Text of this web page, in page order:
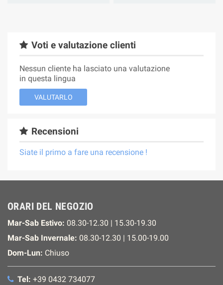
Voti e valutazione clienti
Nessun cliente ha lasciato una valutazione
in questa lingua
VALUTARLO
Recensioni
Siate il primo a fare una recensione !
ORARI DEL NEGOZIO
Mar-Sab Estivo: 08.30-12.30 | 15.30-19.30
Mar-Sab Invernale: 08.30-12.30 | 15.00-19.00
Dom-Lun: Chiuso
Tel: +39 0432 734077